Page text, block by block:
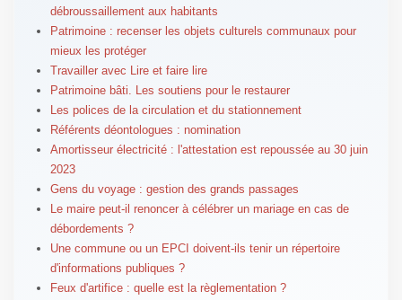
débroussaillement aux habitants
Patrimoine : recenser les objets culturels communaux pour
mieux les protéger
Travailler avec Lire et faire lire
Patrimoine bâti. Les soutiens pour le restaurer
Les polices de la circulation et du stationnement
Référents déontologues : nomination
Amortisseur électricité : l'attestation est repoussée au 30 juin
2023
Gens du voyage : gestion des grands passages
Le maire peut-il renoncer à célébrer un mariage en cas de
débordements ?
Une commune ou un EPCI doivent-ils tenir un répertoire
d'informations publiques ?
Feux d'artifice : quelle est la règlementation ?